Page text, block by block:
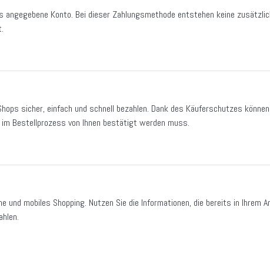
Konto. Bei dieser Zahlungsmethode entstehen keine
sicher, einfach und schnell bezahlen. Dank des Käuferschutzes
Bestellprozess von Ihnen bestätigt werden muss.
und mobiles Shopping. Nutzen Sie die Informationen, die bereits in Ihrem